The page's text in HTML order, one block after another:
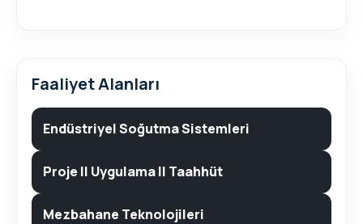
Faaliyet Alanları
Endüstriyel Soğutma Sistemleri
Proje II Uygulama II Taahhüt
Mezbahane Teknolojileri